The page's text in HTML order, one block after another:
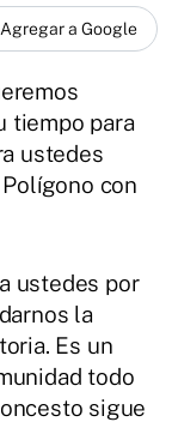
Agregar a Google
tiempo para
ustedes
con
ustedes por
la
Es un
todo
sigue